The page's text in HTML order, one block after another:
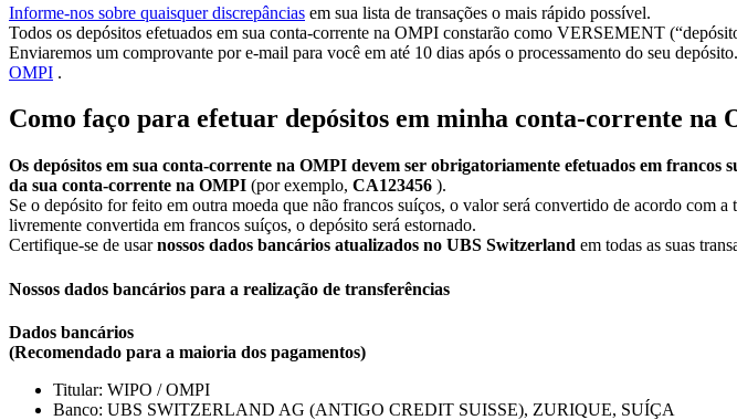
Informe-nos sobre quaisquer discrepâncias em sua lista de transações o mais rápido possível.
Todos os depósitos efetuados em sua conta-corrente na OMPI constarão como VERSEMENT
Enviaremos um comprovante por e-mail para você em até 10 dias após o processamento do seu
OMPI .
Como faço para efetuar depósitos em minha conta-corrente na
Os depósitos em sua conta-corrente na OMPI devem ser obrigatoriamente efetuados em francos
da sua conta-corrente na OMPI (por exemplo, CA123456 ).
Se o depósito for feito em outra moeda que não francos suíços, o valor será convertido de acordo com
livremente convertida em francos suíços, o depósito será estornado.
Certifique-se de usarnossos dados bancários atualizados no UBS Switzerland em todas as suas
Nossos dados bancários para a realização de transferências
Dados bancários
(Recomendado para a maioria dos pagamentos)
Titular: WIPO / OMPI
Banco: UBS SWITZERLAND AG (ANTIGO CREDIT SUISSE), ZURIQUE, SUÍÇA